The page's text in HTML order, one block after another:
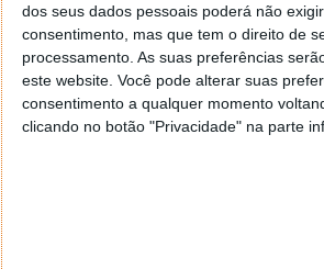
dos seus dados pessoais poderá não
consentimento, mas que tem o direito de
processamento. As suas preferências
este website. Você pode alterar suas
consentimento a qualquer momento
clicando no botão "Privacidade" na parte
Todos os anos há tendências
impulsionadas tanto por modas
necessidade do mercado, e 2015
alguma tecnologia se intensificou
Curioso?